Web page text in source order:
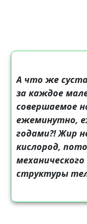
А что же
за каждое
совершаемое
ежеминутно,
годами?! Жир
кислород,
структуры